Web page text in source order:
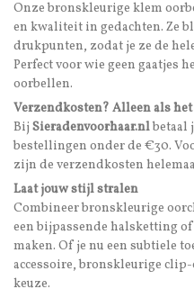
Onze bronskleurige klem
en kwaliteit in gedachten. Ze
drukpunten, zodat je ze de
Perfect voor wie geen gaatjes
oorbellen.
Verzendkosten? Alleen als
Bij Sieradenvoorhaar.nlbetaal
bestellingen onder de €30.
zijn de verzendkosten
Laat jouw stijl stralen
Combineer bronskleurige
een bijpassende halsketting
maken. Of je nu een subtiele
accessoire, bronskleurige
keuze.